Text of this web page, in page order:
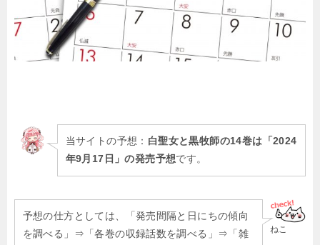
当サイトの予想： 白聖女と黒牧師の14巻は「2024
年9月17日」の発売予想です。
ねこ
予想の仕方としては、「発売間隔と日にちの傾向
を調べる」⇒「各巻の収録話数を調べる」⇒「雑